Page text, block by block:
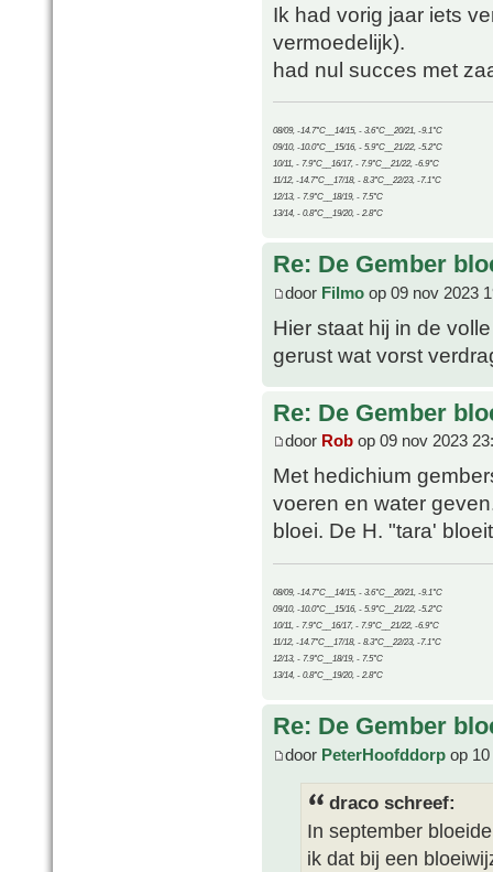
Ik had vorig jaar iets
vermoedelijk).
had nul succes met
08/09, -14.7°C__14/15, - 3.6°C__20/21, -9.1°C
09/10, -10.0°C__15/16, - 5.9°C__21/22, -5.2°C
10/11, - 7.9°C__16/17, - 7.9°C__21/22, -6.9°C
11/12, -14.7°C__17/18, - 8.3°C__22/23, -7.1°C
12/13, - 7.9°C__18/19, - 7.5°C
13/14, - 0.8°C__19/20, - 2.8°C
Re: De Gember
door Filmo op 09 nov 2023
Hier staat hij in de
gerust wat vorst
Re: De Gember
door Rob op 09 nov 2023
Met hedichium
voeren en water
bloei. De H. "tara'
08/09, -14.7°C__14/15, - 3.6°C__20/21, -9.1°C
09/10, -10.0°C__15/16, - 5.9°C__21/22, -5.2°C
10/11, - 7.9°C__16/17, - 7.9°C__21/22, -6.9°C
11/12, -14.7°C__17/18, - 8.3°C__22/23, -7.1°C
12/13, - 7.9°C__18/19, - 7.5°C
13/14, - 0.8°C__19/20, - 2.8°C
Re: De Gember
door PeterHoofddorp op
draco schreef:
In september
ik dat bij een